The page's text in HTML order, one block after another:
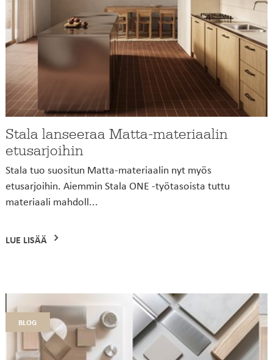
Stala lanseeraa Matta-materiaalin
etusarjoihin
Stala tuo suositun Matta-materiaalin nyt myös
etusarjoihin. Aiemmin Stala ONE -työtasoista tuttu
materiaali mahdoll...
LUE LISÄÄ
blog